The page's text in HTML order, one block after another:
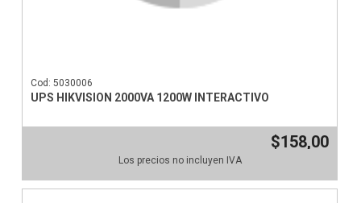
Cod: 5030006
UPS HIKVISION 2000VA 1200W INTERACTIVO
$158,00
Los precios no incluyen IVA